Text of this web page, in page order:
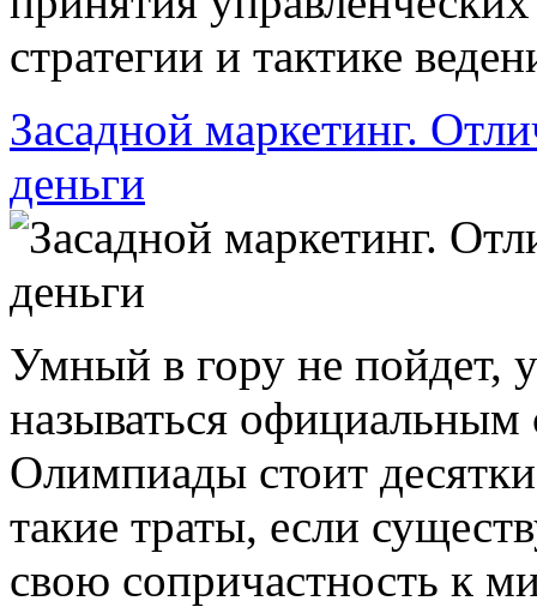
стратегии и тактике
Засадной маркетинг.
деньги
Умный в гору не пойдет,
называться
Олимпиады стоит
такие траты, если
свою сопричастность к